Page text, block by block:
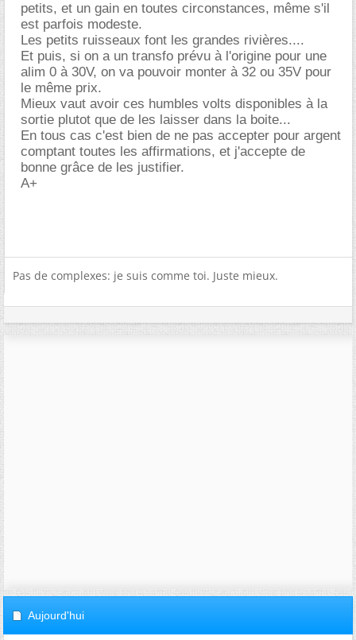
petits, et un gain en toutes circonstances, même s'il
est parfois modeste.
Les petits ruisseaux font les grandes rivières....
Et puis, si on a un transfo prévu à l'origine pour une
alim 0 à 30V, on va pouvoir monter à 32 ou 35V pour
le même prix.
Mieux vaut avoir ces humbles volts disponibles à la
sortie plutot que de les laisser dans la boite...
En tous cas c'est bien de ne pas accepter pour argent
comptant toutes les affirmations, et j'accepte de
bonne grâce de les justifier.
A+
Pas de complexes: je suis comme toi. Juste mieux.
Aujourd'hui